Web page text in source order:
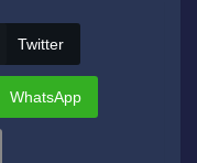
Twitter
WhatsApp